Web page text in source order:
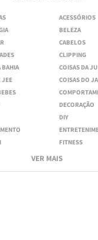
ACESSÓRIOS
BELEZA
CABELOS
CLIPPING
BAHIA
COISAS DA JU
JEE
COISAS DO
DECORAÇÃO
DIY
FITNESS
VER MAIS